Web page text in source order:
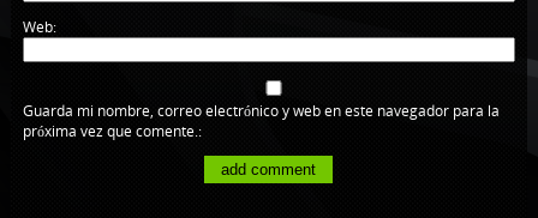
Web
Guarda mi nombre, correo electrónico y web en este navegador para la
próxima vez que comente.